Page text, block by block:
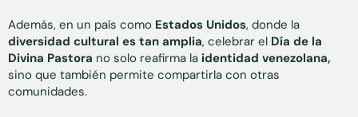
Además, en un país como Estados Unidos, donde la
diversidad cultural es tan amplia, celebrar el Día de la
Divina Pastora no solo reafirma la identidad venezolana,
sino que también permite compartirla con otras
comunidades.